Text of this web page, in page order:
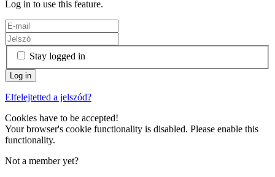
Log in to use this feature.
Stay logged in
Elfelejtetted a jelszód?
Cookies have to be accepted!
Your browser's cookie functionality is disabled. Please enable this
functionality.
Not a member yet?